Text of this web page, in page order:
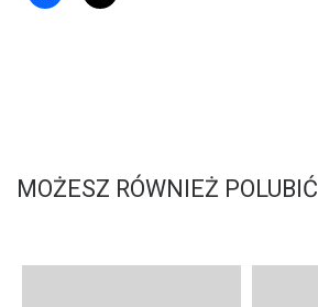
MOŻESZ RÓWNIEŻ POLUBIĆ